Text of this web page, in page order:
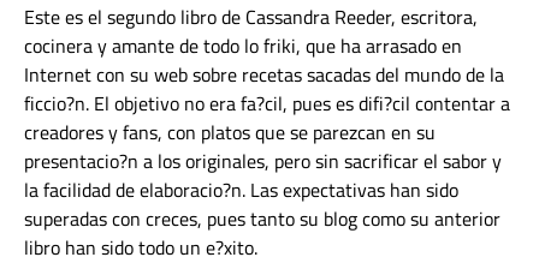
Este es el segundo libro de Cassandra Reeder, escritora,
cocinera y amante de todo lo friki, que ha arrasado en
Internet con su web sobre recetas sacadas del mundo de la
ficcio?n. El objetivo no era fa?cil, pues es difi?cil contentar a
creadores y fans, con platos que se parezcan en su
presentacio?n a los originales, pero sin sacrificar el sabor y
la facilidad de elaboracio?n. Las expectativas han sido
superadas con creces, pues tanto su blog como su anterior
libro han sido todo un e?xito.